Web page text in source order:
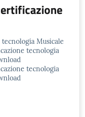
Musicale
tecnologia
tecnologia